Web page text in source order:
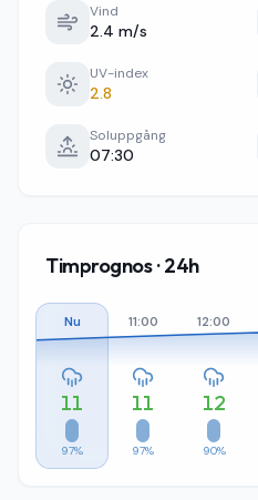
Vind
2.4 m/s
UV-index
2.8
Soluppgång
07:30
Timprognos · 24h
Nu
11
97%
11:00
11
97%
12:00
12
90%